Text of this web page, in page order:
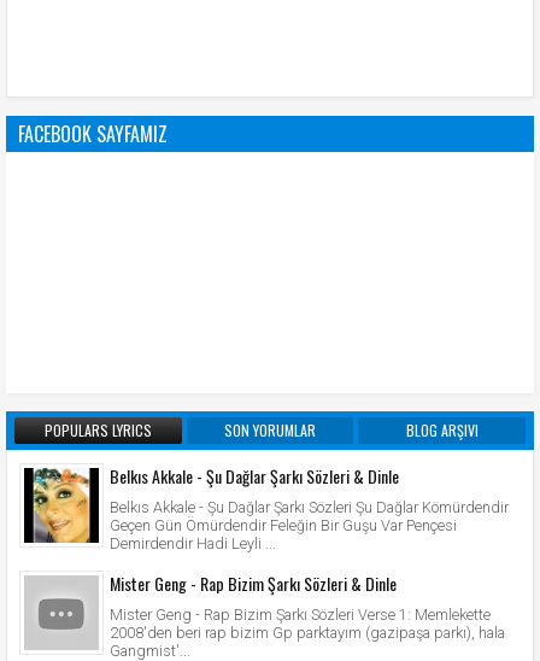
FACEBOOK SAYFAMIZ
POPULARS LYRICS SON YORUMLAR BLOG ARŞIVI
Belkıs Akkale - Şu Dağlar Şarkı Sözleri & Dinle
Belkıs Akkale - Şu Dağlar Şarkı Sözleri Şu Dağlar Kömürdendir
Geçen Gün Ömürdendir Feleğin Bir Guşu Var Pençesi
Demirdendir Hadi Leyli ...
Mister Geng - Rap Bizim Şarkı Sözleri & Dinle
Mister Geng - Rap Bizim Şarkı Sözleri Verse 1: Memlekette
2008'den beri rap bizim Gp parktayım (gazipaşa parkı), hala
Gangmist'...